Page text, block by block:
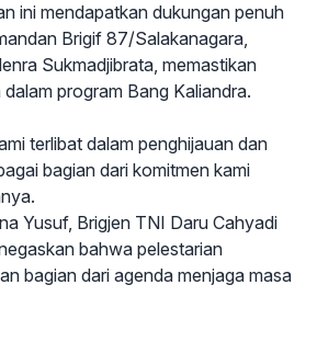
ini mendapatkan dukungan penuh
Brigif 87/Salakanagara,
Sukmadjibrata, memastikan
program Bang Kaliandra.
terlibat dalam penghijauan dan
bagian dari komitmen kami
Yusuf, Brigjen TNI Daru Cahyadi
bahwa pelestarian
bagian dari agenda menjaga masa